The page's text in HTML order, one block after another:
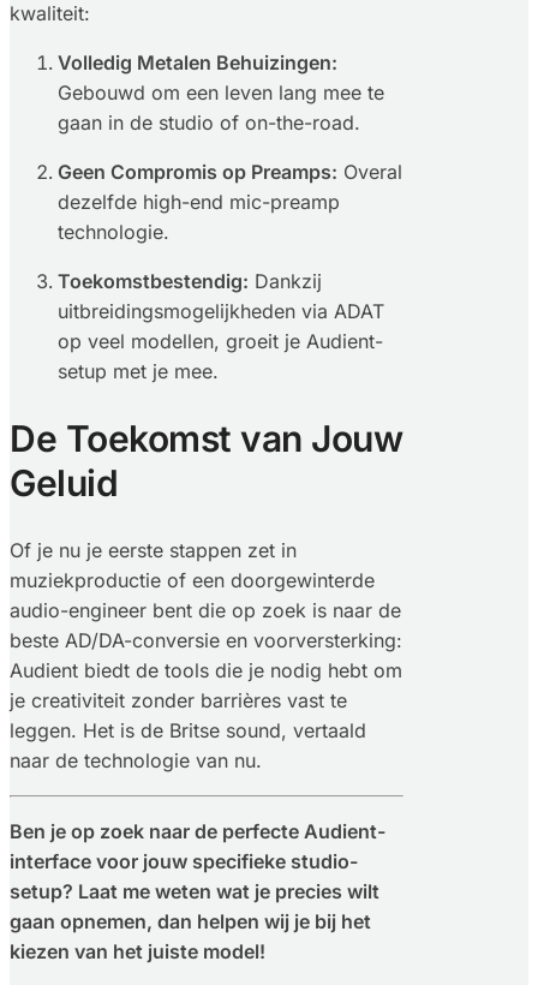
kwaliteit:
Volledig Metalen Behuizingen:
Gebouwd om een leven lang mee te
gaan in de studio of on-the-road.
Geen Compromis op Preamps: Overal
dezelfde high-end mic-preamp
technologie.
Toekomstbestendig: Dankzij
uitbreidingsmogelijkheden via ADAT
op veel modellen, groeit je Audient-
setup met je mee.
De Toekomst van Jouw
Geluid
Of je nu je eerste stappen zet in
muziekproductie of een doorgewinterde
audio-engineer bent die op zoek is naar de
beste AD/DA-conversie en voorversterking:
Audient biedt de tools die je nodig hebt om
je creativiteit zonder barrières vast te
leggen. Het is de Britse sound, vertaald
naar de technologie van nu.
Ben je op zoek naar de perfecte Audient-
interface voor jouw specifieke studio-
setup? Laat me weten wat je precies wilt
gaan opnemen, dan helpen wij je bij het
kiezen van het juiste model!